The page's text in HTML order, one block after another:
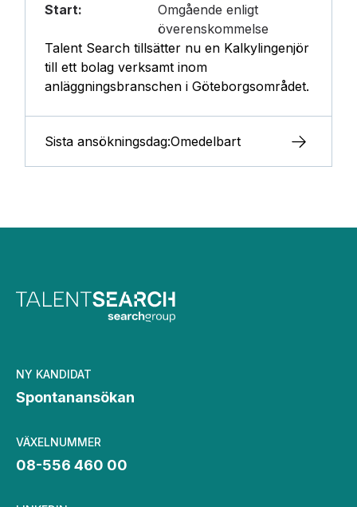
Start:
Omgående enligt
överenskommelse
Talent Search tillsätter nu en Kalkylingenjör
till ett bolag verksamt inom
anläggningsbranschen i Göteborgsområdet.
Sista ansökningsdag:Omedelbart
NY KANDIDAT
Spontanansökan
VÄXELNUMMER
08-556 460 00